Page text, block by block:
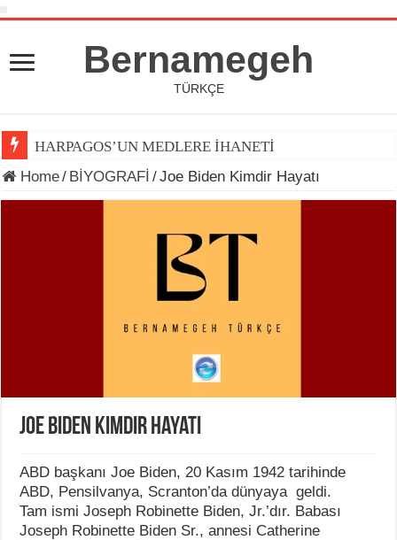
Bernamegeh
TÜRKÇE
HARPAGOS’UN MEDLERE İHANETİ
Home/ BİYOGRAFİ /Joe Biden Kimdir Hayatı
Joe Biden Kimdir Hayatı
ABD başkanı Joe Biden, 20 Kasım 1942 tarihinde
ABD, Pensilvanya, Scranton’da dünyaya geldi.
Tam ismi Joseph Robinette Biden, Jr.’dır. Babası
Joseph Robinette Biden Sr., annesi Catherine